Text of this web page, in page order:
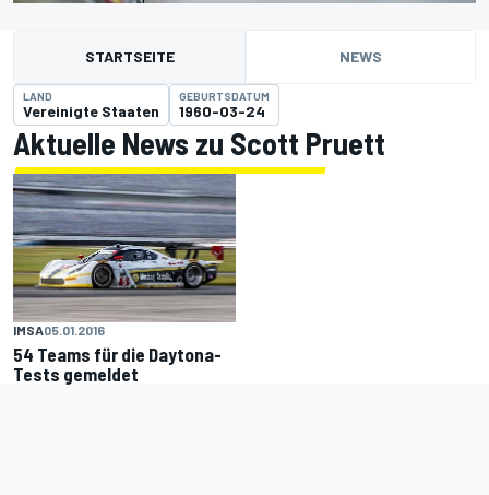
STARTSEITE NEWS
LAND
Vereinigte Staaten
GEBURTSDATUM
1960-03-24
Aktuelle News zu Scott Pruett
IMSA05.01.2016
54 Teams für die Daytona-
Tests gemeldet